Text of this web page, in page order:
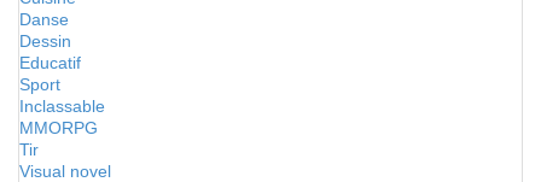
Danse
Dessin
Educatif
Sport
Inclassable
MMORPG
Tir
Visual novel